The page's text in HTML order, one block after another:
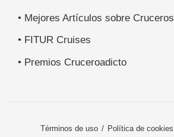
• Mejores Artículos sobre Cruceros
• FITUR Cruises
• Premios Cruceroadicto
Términos de uso Política de cookies